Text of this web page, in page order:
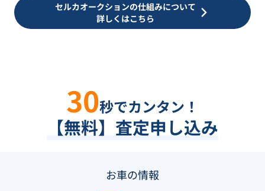
セルカオークションの仕組みについて
詳しくはこちら
30秒でカンタン！
【無料】査定申し込み
お車の情報